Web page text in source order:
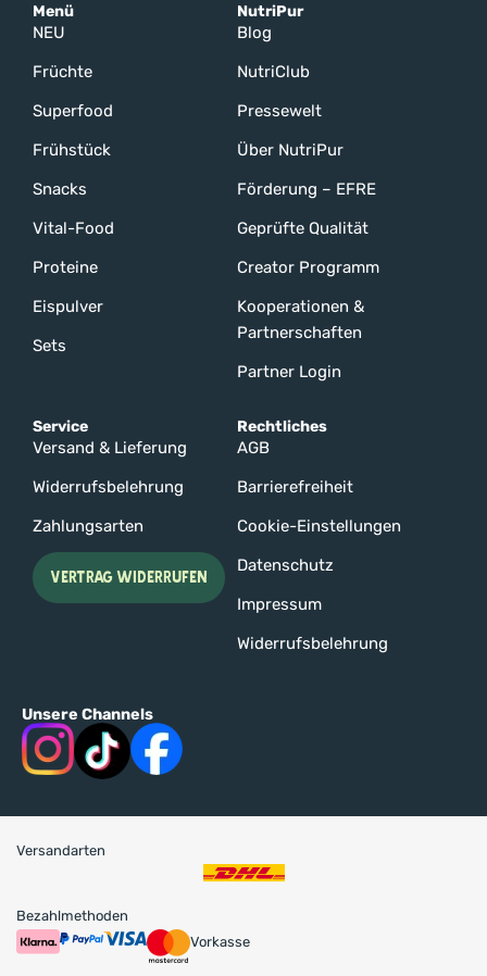
Menü
NEU
Früchte
Superfood
Frühstück
Snacks
Vital-Food
Proteine
Eispulver
Sets
NutriPur
Blog
NutriClub
Pressewelt
Über NutriPur
Förderung – EFRE
Geprüfte Qualität
Creator Programm
Kooperationen &
Partnerschaften
Partner Login
Service
Versand & Lieferung
Widerrufsbelehrung
Zahlungsarten
VERTRAG WIDERRUFEN
Rechtliches
AGB
Barrierefreiheit
Cookie-Einstellungen
Datenschutz
Impressum
Widerrufsbelehrung
Unsere Channels
Versandarten
Bezahlmethoden
Vorkasse